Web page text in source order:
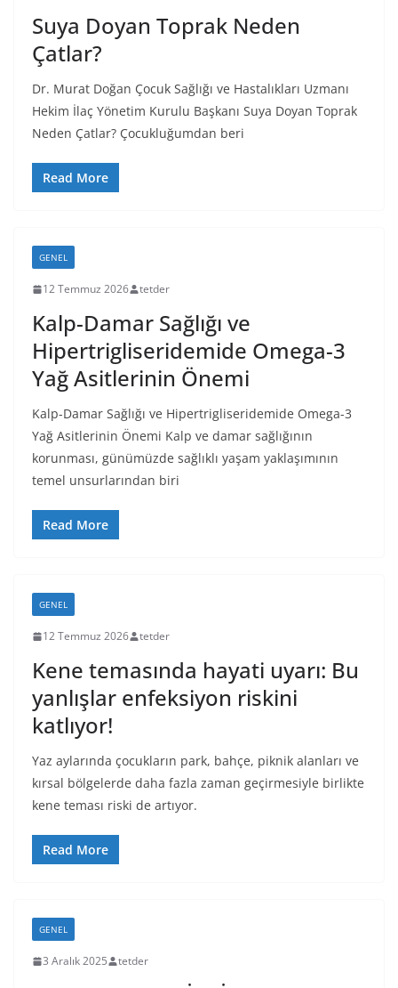
Suya Doyan Toprak Neden
Çatlar?
Dr. Murat Doğan Çocuk Sağlığı ve Hastalıkları Uzmanı
Hekim İlaç Yönetim Kurulu Başkanı Suya Doyan Toprak
Neden Çatlar? Çocukluğumdan beri
Read More
GENEL
12 Temmuz 2026 tetder
Kalp-Damar Sağlığı ve
Hipertrigliseridemide Omega-3
Yağ Asitlerinin Önemi
Kalp-Damar Sağlığı ve Hipertrigliseridemide Omega-3
Yağ Asitlerinin Önemi Kalp ve damar sağlığının
korunması, günümüzde sağlıklı yaşam yaklaşımının
temel unsurlarından biri
Read More
GENEL
12 Temmuz 2026 tetder
Kene temasında hayati uyarı: Bu
yanlışlar enfeksiyon riskini
katlıyor!
Yaz aylarında çocukların park, bahçe, piknik alanları ve
kırsal bölgelerde daha fazla zaman geçirmesiyle birlikte
kene teması riski de artıyor.
Read More
GENEL
3 Aralık 2025 tetder